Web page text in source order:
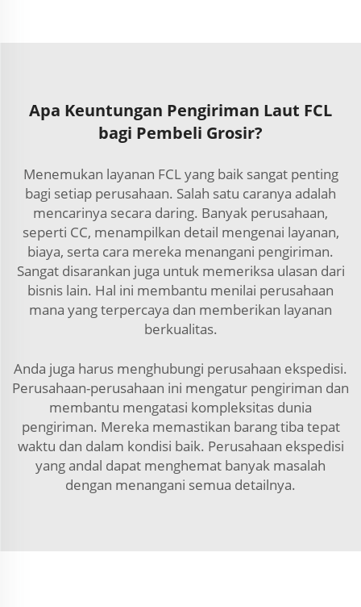
Apa Keuntungan Pengiriman Laut FCL
bagi Pembeli Grosir?
Menemukan layanan FCL yang baik sangat penting
bagi setiap perusahaan. Salah satu caranya adalah
mencarinya secara daring. Banyak perusahaan,
seperti CC, menampilkan detail mengenai layanan,
biaya, serta cara mereka menangani pengiriman.
Sangat disarankan juga untuk memeriksa ulasan dari
bisnis lain. Hal ini membantu menilai perusahaan
mana yang terpercaya dan memberikan layanan
berkualitas.
Anda juga harus menghubungi perusahaan ekspedisi.
Perusahaan-perusahaan ini mengatur pengiriman dan
membantu mengatasi kompleksitas dunia
pengiriman. Mereka memastikan barang tiba tepat
waktu dan dalam kondisi baik. Perusahaan ekspedisi
yang andal dapat menghemat banyak masalah
dengan menangani semua detailnya.